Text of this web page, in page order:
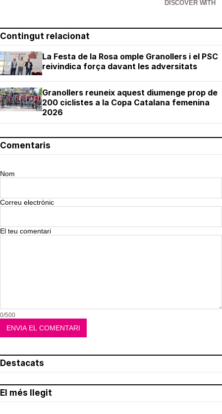
DISCOVER WITH
Contingut relacionat
La Festa de la Rosa omple Granollers i el PSC
reivindica força davant les adversitats
Granollers reuneix aquest diumenge prop de
200 ciclistes a la Copa Catalana femenina
2026
Comentaris
Nom
Correu electrònic
El teu comentari
0/500
Destacats
El més llegit